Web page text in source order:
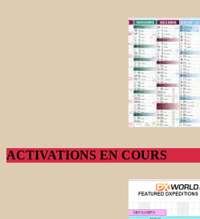
ACTIVATIONS EN COURS